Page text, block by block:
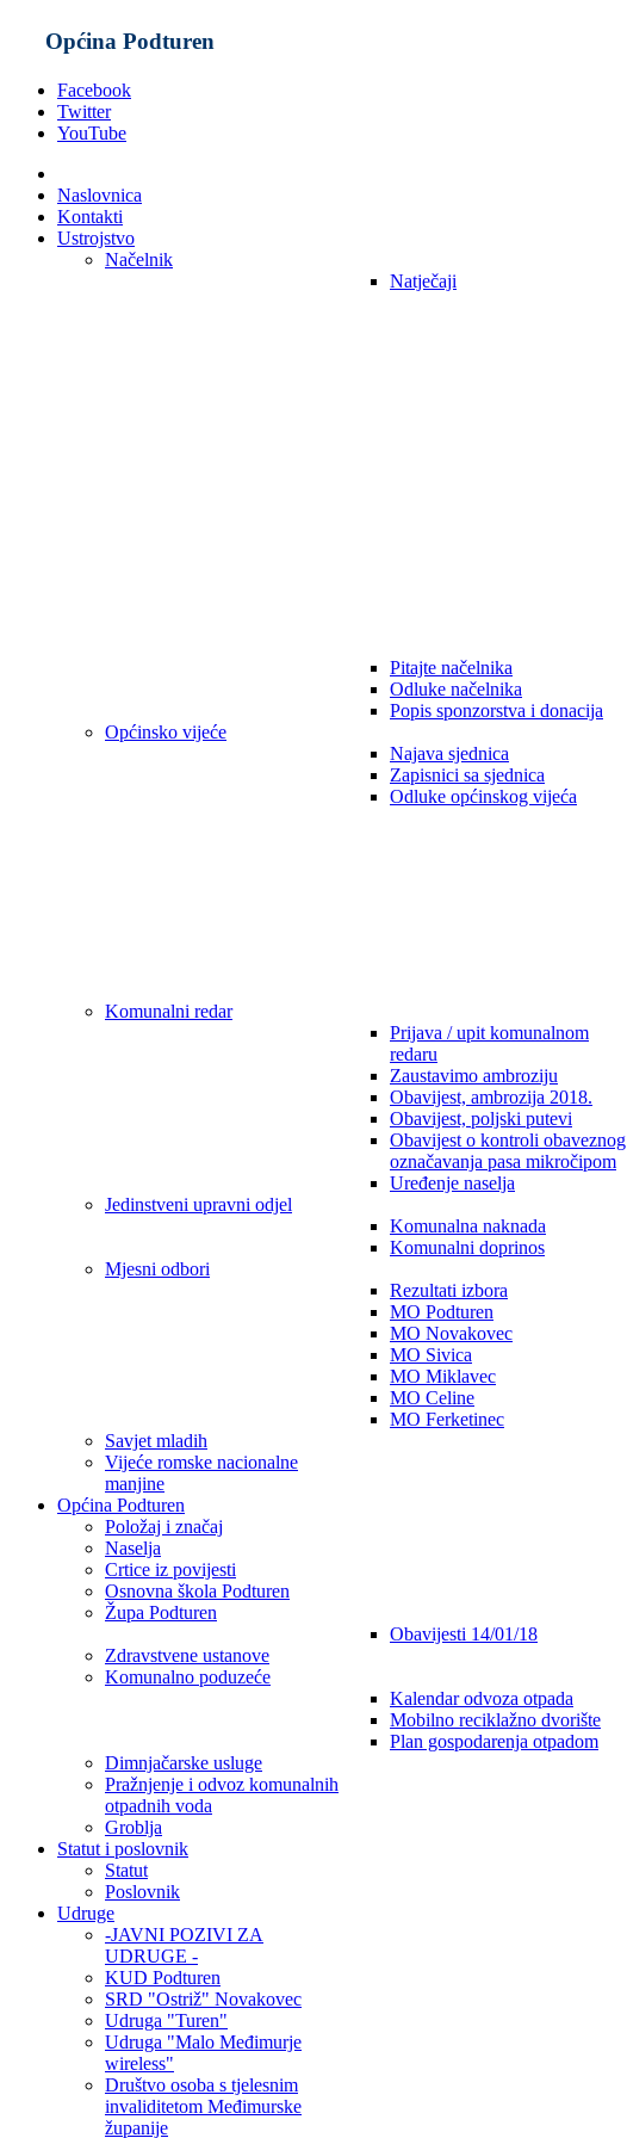
Općina Podturen
Facebook
Twitter
YouTube
Naslovnica
Kontakti
Ustrojstvo
Načelnik
Natječaji
Pitajte načelnika
Odluke načelnika
Popis sponzorstva i donacija
Općinsko vijeće
Najava sjednica
Zapisnici sa sjednica
Odluke općinskog vijeća
Komunalni redar
Prijava / upit komunalnom
redaru
Zaustavimo ambroziju
Obavijest, ambrozija 2018.
Obavijest, poljski putevi
Obavijest o kontroli obaveznog
označavanja pasa mikročipom
Uređenje naselja
Jedinstveni upravni odjel
Komunalna naknada
Komunalni doprinos
Mjesni odbori
Rezultati izbora
MO Podturen
MO Novakovec
MO Sivica
MO Miklavec
MO Celine
MO Ferketinec
Savjet mladih
Vijeće romske nacionalne
manjine
Općina Podturen
Položaj i značaj
Naselja
Crtice iz povijesti
Osnovna škola Podturen
Župa Podturen
Obavijesti 14/01/18
Zdravstvene ustanove
Komunalno poduzeće
Kalendar odvoza otpada
Mobilno reciklažno dvorište
Plan gospodarenja otpadom
Dimnjačarske usluge
Pražnjenje i odvoz komunalnih
otpadnih voda
Groblja
Statut i poslovnik
Statut
Poslovnik
Udruge
-JAVNI POZIVI ZA
UDRUGE -
KUD Podturen
SRD "Ostriž" Novakovec
Udruga "Turen"
Udruga "Malo Međimurje
wireless"
Društvo osoba s tjelesnim
invaliditetom Međimurske
županije